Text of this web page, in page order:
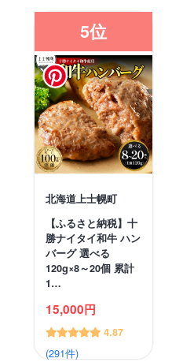
5位
北海道上士幌町
【ふるさと納税】十
勝ナイタイ和牛 ハン
バーグ 選べる
120g×8～20個 累計
1…
15,000円
4.87
(291件)